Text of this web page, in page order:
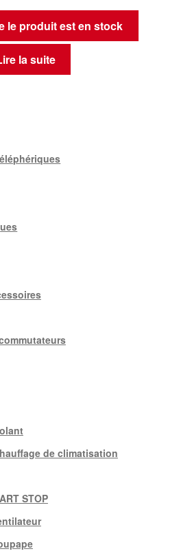
le produit est en stock
la suite
de climatisation
STOP